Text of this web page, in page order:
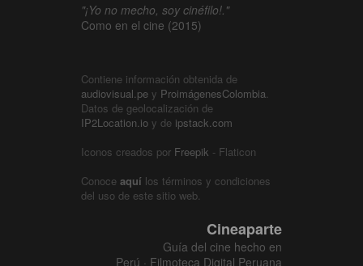
"¡Yo no mecho, soy cinéfilo!."
Como en el cine (2015)
Contiene información obtenida de
audiovisual.pe y ProimágenesColombia.
Datos de geolocalización de
IP2Location.io y de ipstack.com
Iconos creados por Freepik - Flaticon
Conoce aquí los términos y condiciones
del uso de este sitio web.
Cineaparte
Guía del cine hecho en
Perú · Filmoteca Digital Peruana